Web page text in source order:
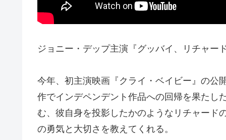
ジョニー・デップ主演『グッバイ、リチャー
今年、初主演映画『クライ・ベイビー』の公
作でインデペンデント作品への回帰を果たし
む、彼⾃⾝を投影したかのようなリチャード
の勇気と⼤切さを教えてくれる。